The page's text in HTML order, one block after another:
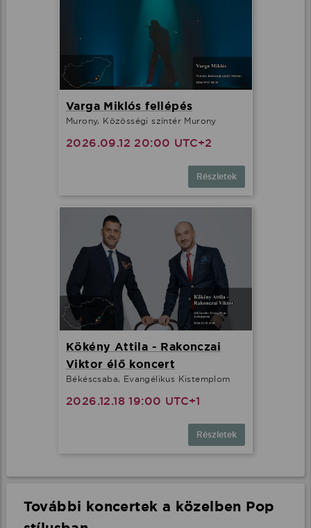
Varga Miklós fellépés
Murony, Közösségi színtér Murony
2026.09.12 20:00 UTC+2
Részletek
Kökény Attila - Rakonczai
Viktor élő koncert
Békéscsaba, Evangélikus Kistemplom
2026.12.18 19:00 UTC+1
Részletek
További koncertek a közelben Pop